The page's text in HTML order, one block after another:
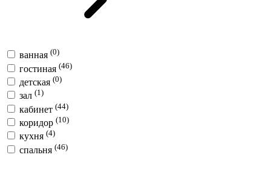
ванная (0)
гостиная (46)
детская (0)
зал (1)
кабинет (44)
коридор (10)
кухня (4)
спальня (46)